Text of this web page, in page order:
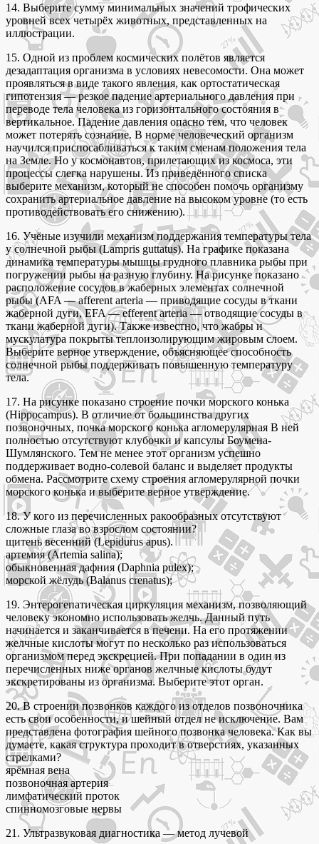
14. Выберите сумму минимальных значений трофических
уровней всех четырёх животных, представленных на
иллюстрации.
15. Одной из проблем космических полётов является
дезадаптация организма в условиях невесомости. Она может
проявляться в виде такого явления, как ортостатическая
гипотензия — резкое падение артериального давления при
переводе тела человека из горизонтального состояния в
вертикальное. Падение давления опасно тем, что человек
может потерять сознание. B норме человеческий организм
научился приспосабливаться к таким сменам положения тела
на Земле. Но у космонавтов, прилетающих из космоса, эти
процессы слегка нарушены. Из приведённого списка
выберите механизм, который не способен помочь организму
сохранить артериальное давление на высоком уровне (то есть
противодействовать его снижению).
16. Учёные изучили механизм поддержания температуры тела
у солнечной рыбы (Lampris guttatus). На графике показана
динамика температуры мышцы грудного плавника рыбы при
погружении рыбы на разную глубину. На рисунке показано
расположение сосудов в жаберных элементах солнечной
рыбы (AFA — afferent arteria — приводящие сосуды в ткани
жаберной дуги, EFA — efferent arteria — отводящие сосуды в
ткани жаберной дуги). Также известно, что жабры и
мускулатура покрыты теплоизолирующим жировым слоем.
Выберите верное утверждение, объясняющее способность
солнечной рыбы поддерживать повышенную температуру
тела.
17. На рисунке показано строение почки морского конька
(Hippocampus). В отличие от большинства других
позвоночных, почка морского конька агломерулярная В ней
полностью отсутствуют клубочки и капсулы Боумена-
Шумлянского. Тем не менее этот организм успешно
поддерживает водно-солевой баланс и выделяет продукты
обмена. Рассмотрите схему строения агломерулярной почки
морского конька и выберите верное утверждение.
18. У кого из перечисленных ракообразных отсутствуют
сложные глаза во взрослом состоянии?
щитень весенний (Lepidurus apus).
артемия (Artemia salina);
обыкновенная дафния (Daphnia pulex);
морской жёлудь (Balanus crenatus);
19. Энтерогепатическая циркуляция механизм, позволяющий
человеку экономно использовать желчь. Данный путь
начинается и заканчивается в печени. На его протяжении
желчные кислоты могут по несколько раз использоваться
организмом перед экскрецией. При попадании в один из
перечисленных ниже органов желчные кислоты будут
экскретированы из организма. Выберите этот орган.
20. В строении позвонков каждого из отделов позвоночника
есть свои особенности, и шейный отдел не исключение. Вам
представлена фотография шейного позвонка человека. Как вы
думаете, какая структура проходит в отверстиях, указанных
стрелками?
ярёмная вена
позвоночная артерия
лимфатический проток
спинномозговые нервы
21. Ультразвуковая диагностика — метод лучевой